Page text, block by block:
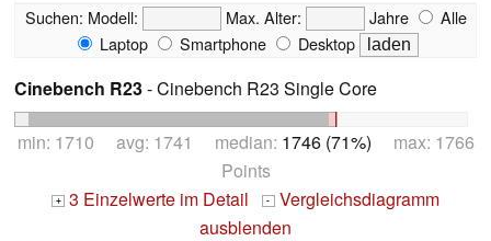
Suchen: Modell: Max. Alter: Jahre
Alle
Laptop
Smartphone Desktop
Cinebench R23- Cinebench R23 Single Core
min: 1710 avg: 1741 median: 1746 (71%) max: 1766
Points
+ 3 Einzelwerte im Detail - Vergleichsdiagramm
ausblenden